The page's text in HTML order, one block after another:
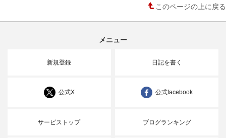
このページの上に戻る
メニュー
新規登録 日記を書く
公式X 公式facebook
サービストップ ブログランキング